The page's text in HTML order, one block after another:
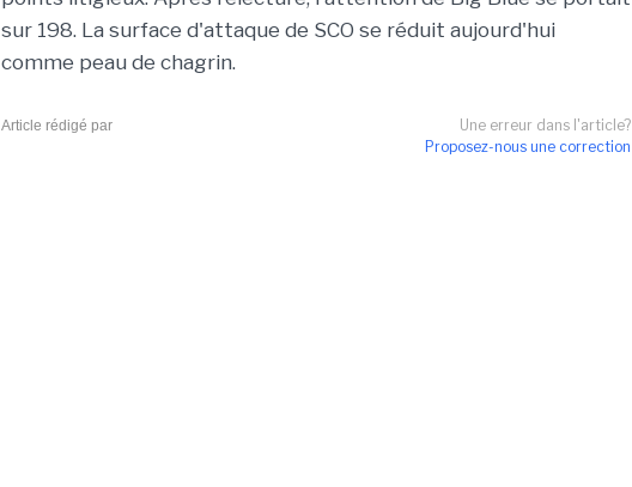
sur 198. La surface d'attaque de SCO se réduit aujourd'hui
comme peau de chagrin.
Une erreur dans l'article?
Proposez-nous une correction
Article rédigé par